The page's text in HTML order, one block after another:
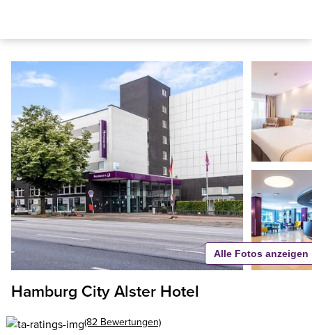
Hamburg City Alster Hotel
(82 Bewertungen)
Alle Fotos anzeigen